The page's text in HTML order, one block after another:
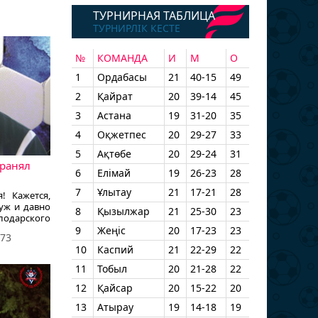
Кажется,
и давно
юбилей
в
главной
команды
ТУРНИРНАЯ ТАБЛИЦА
ТУРНИРЛІК КЕСТЕ
№ КОМАНДА И М
О
1
Ордабасы 21 40-15
49
2
Қайрат 20 39-14
45
3
Астана 19 31-20
35
4
Оқжетпес 20 29-27
33
5
Ақтөбе 20 29-24
31
6
Елімай 19 26-23
28
7
Ұлытау 21 17-21
28
8
Қызылжар 21 25-30
23
9
Жеңіс 20 17-23
23
10
Каспий 21 22-29
22
11
Тобыл 20 21-28
22
12
Қайсар 20 15-22
20
13
Атырау 19 14-18 19